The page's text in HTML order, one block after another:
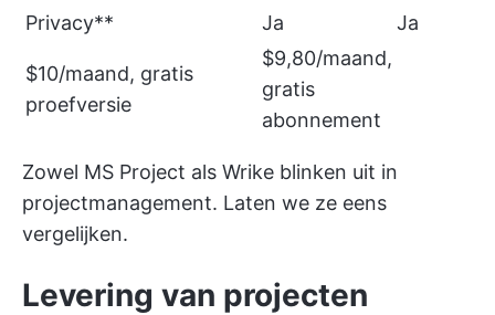
Privacy**
Ja Ja
$10/maand, gratis
proefversie
$9,80/maand,
gratis
abonnement
Zowel MS Project als Wrike blinken uit in
projectmanagement. Laten we ze eens
vergelijken.
Levering van projecten